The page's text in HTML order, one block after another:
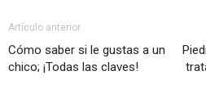
Artículo anterior
Cómo saber si le gustas a un
chico; ¡Todas las claves!